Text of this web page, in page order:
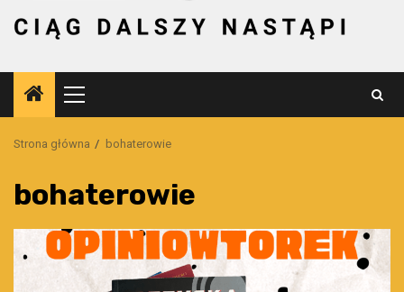
Menu
główne
Strona główna bohaterowie
bohaterowie